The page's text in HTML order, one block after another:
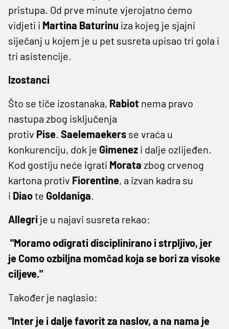
pristupa. Od prve minute vjerojatno ćemo
vidjeti i Martina Baturinu iza kojeg je sjajni
siječanj u kojem je u pet susreta upisao tri gola i
tri asistencije.
Izostanci
Što se tiče izostanaka, Rabiot nema pravo
nastupa zbog isključenja
protiv Pise. Saelemaekers se vraća u
konkurenciju, dok je Gimenez i dalje ozlijeđen.
Kod gostiju neće igrati Morata zbog crvenog
kartona protiv Fiorentine, a izvan kadra su
i Diaote Goldaniga.
Allegri je u najavi susreta rekao:
"Moramo odigrati disciplinirano i strpljivo, jer
je Como ozbiljna momčad koja se bori za visoke
ciljeve."
Također je naglasio:
"Inter je i dalje favorit za naslov, a na nama je